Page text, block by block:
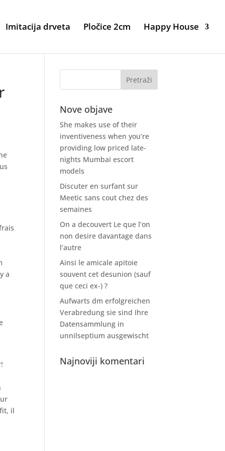
Imitacija drveta Pločice 2cm Happy House
a
il
Nove objave
She makes use of their
inventiveness when you’re
providing low priced late-
nights Mumbai escort
models
Discuter en surfant sur
Meetic sans cout chez des
semaines
On a decouvert Le que l’on
non desire davantage dans
l’autre
Ainsi le amicale apitoie
souvent cet desunion (sauf
que ceci ex-) ?
Aufwarts dm erfolgreichen
Verabredung sie sind Ihre
Datensammlung in
unnilseptium ausgewischt
Najnoviji komentari